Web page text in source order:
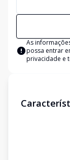
As
possa entrar
privacidade e